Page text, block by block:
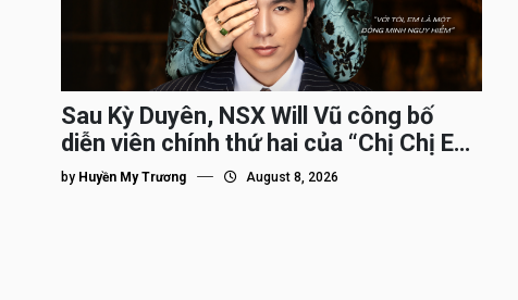
Sau Kỳ Duyên, NSX Will Vũ công bố
diễn viên chính thứ hai của “Chị Chị Em
Em 3″
by Huyền My Trương August 8, 2026